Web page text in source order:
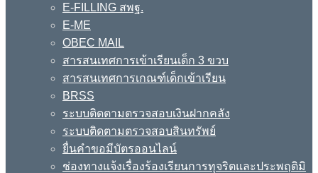
E-FILLING สพฐ.
E-ME
OBEC MAIL
สารสนเทศการเข้าเรียนเด็ก 3 ขวบ
สารสนเทศการเกณฑ์เด็กเข้าเรียน
BRSS
ระบบติดตามตรวจสอบเงินฝากคลัง
ระบบติดตามตรวจสอบสินทรัพย์
ยื่นคำขอมีบัตรออนไลน์
ช่องทางแจ้งเรื่องร้องเรียนการทุจริตและประพฤติมิ